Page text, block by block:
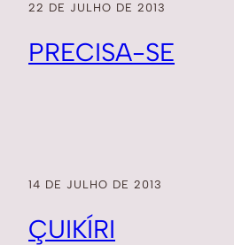
22 DE JULHO DE 2013
PRECISA-SE
14 DE JULHO DE 2013
ÇUIKÍRI